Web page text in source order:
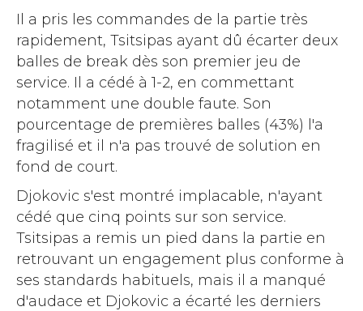
Il a pris les commandes de la partie très
rapidement, Tsitsipas ayant dû écarter deux
balles de break dès son premier jeu de
service. Il a cédé à 1-2, en commettant
notamment une double faute. Son
pourcentage de premières balles (43%) l'a
fragilisé et il n'a pas trouvé de solution en
fond de court.
Djokovic s'est montré implacable, n'ayant
cédé que cinq points sur son service.
Tsitsipas a remis un pied dans la partie en
retrouvant un engagement plus conforme à
ses standards habituels, mais il a manqué
d'audace et Djokovic a écarté les derniers